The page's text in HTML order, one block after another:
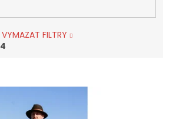
VYMAZAT FILTRY
4